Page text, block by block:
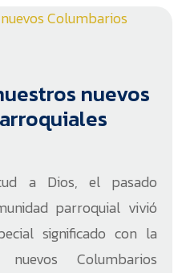
nuevos
a Dios, el pasado
parroquial vivió
significado con la
Columbarios